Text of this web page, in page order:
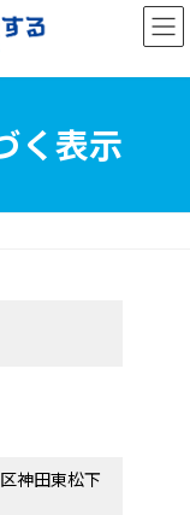
く表示
神田東松下